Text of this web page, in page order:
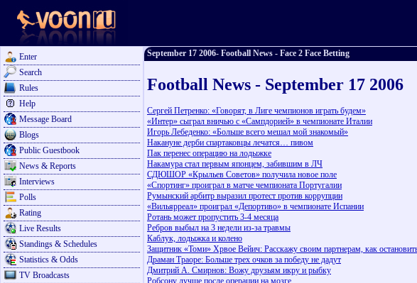
Enter
Search
Rules
Help
Message Board
Blogs
Public Guestbook
News & Reports
Interviews
Polls
Rating
Live Results
Standings & Schedules
Statistics & Odds
TV Broadcasts
September 17 2006- Football News - Face 2 Face Betting
Football News - September 17 2006
Сергей Петренко: «Говорят, в Лиге чемпионов играть будем»
«Интер» сыграл вничью с «Сампдорией» в чемпионате Италии
Игорь Лебеденко: «Больше всего мешал мой знакомый»
Накануне дерби спартаковцы лечатся… пивом
Пак перенес операцию на лодыжке
Накамура стал первым японцем, забившим в ЛЧ
СДЮШОР «Крыльев Советов» получила новое поле
«Спортинг» проиграл в матче чемпионата Португалии
Румынский арбитр выразил протест против коррупции
«Вильярреал» проиграл «Депортиво» в чемпионате Испании
Ротань может пропустить 3-4 месяца
Ребров выбыл на 3 недели из-за травмы
Каблук, лодыжка и колено
Защитник «Томи» Хрвое Вейич: Расскажу своим партнерам, как
Драман Траоре: Больше трех очков за победу не дадут
Дмитрий А. Смирнов: Вожу друзьям икру и рыбку
Робсону лучше после операции на мозге